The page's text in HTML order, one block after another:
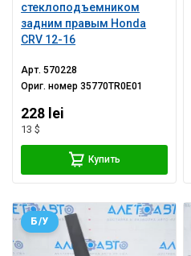
стеклоподъемником
задним правым Honda
CRV 12-16
Арт.570228
Ориг. номер35770TR0E01
228 lei
13 $
Купить
Б/У